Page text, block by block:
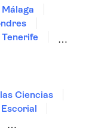
Málaga
Tenerife
Ciencias
Escorial